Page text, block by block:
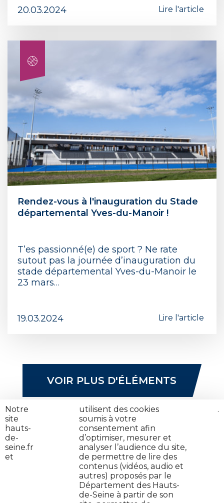
20.03.2024 Lire l'article
Rendez-vous à l'inauguration du Stade
départemental Yves-du-Manoir !
T’es passionné(e) de sport ? Ne rate
sutout pas la journée d’inauguration du
stade départemental Yves-du-Manoir le
23 mars…
19.03.2024 Lire l'article
VOIR PLUS D'ÉLÉMENTS
Jeune en danger : on t'aide
Notre
site
hauts-
de-
seine.fr
et
utilisent des cookies
soumis à votre
consentement afin
d’optimiser, mesurer et
analyser l’audience du site,
de permettre de lire des
contenus (vidéos, audio et
autres) proposés par le
Département des Hauts-
de-Seine à partir de son
.